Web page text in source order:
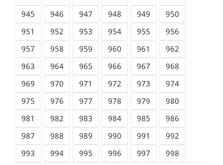
945
946 947 948 949
950
951
952 953 954 955
956
957
958 959 960 961
962
963
964 965 966 967
968
969
970 971 972 973
974
975
976 977 978 979
980
981
982 983 984 985
986
987
988 989 990 991
992
993
994 995 996 997
998